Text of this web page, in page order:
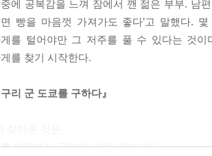
에 공복감을 느껴 잠에서 깬 젊은 부부. 남
면 빵을 마음껏 가져가도 좋다’고 말했다.
게를 털어야만 그 저주를 풀 수 있다는 것
를 찾기 시작한다.
구리 군 도쿄를 구하다』
파멸에서 구하기 위해서입니다.”